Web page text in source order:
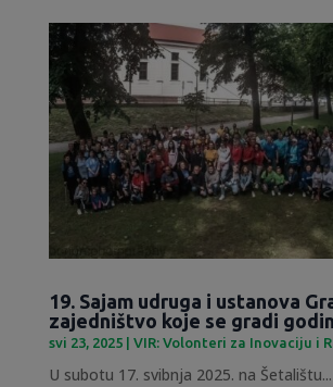
19. Sajam udruga i ustanova
zajedništvo koje se gradi
svi 23, 2025| VIR: Volonteri za Inovaciju i
U subotu 17. svibnja 2025. na Šetalištu...